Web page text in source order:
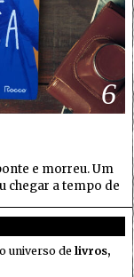
6
e morreu. Um
chegar a tempo de
universo de livros,